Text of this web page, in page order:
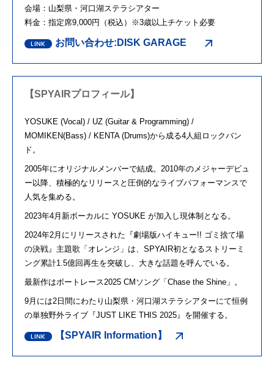
会場：山梨県・河口湖ステラシアター
料金：指定席9,000円（税込）※3歳以上チケット必要
お問い合わせ:DISK GARAGE
【SPYAIRプロフィール】
YOSUKE (Vocal) / UZ (Guitar & Programming) /
MOMIKEN(Bass) / KENTA (Drums)から成る4人組ロックバン
ド。
2005年にオリジナルメンバーで結成。 2010年のメジャーデビュ
ー以降、積極的なリリースと圧倒的なライブパフォーマンスで
人気を集める。
2023年4月新ボーカルに YOSUKE が加入し現体制となる。
2024年2月にリリースされた『劇場版ハイキュー!! ゴミ捨て場
の決戦』主題歌「オレンジ」は、 SPYAIR初となるストリーミ
ング累計1.5億回再生を突破し、大きな話題を呼んでいる。
最新作はボートレース2025 CM ソング「 Chase the Shine 」。
9月には2 日間にわたり山梨県・河口湖ステラシアターにて恒例
の単独野外ライブ『JUST LIKE THIS 2025』を開催する。
【SPYAIR Information】